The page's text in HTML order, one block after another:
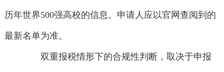
历年世界500强高校的信息。申请人应以官网查阅到的
最新名单为准。
双重报税情形下的合规性判断，取决于申报